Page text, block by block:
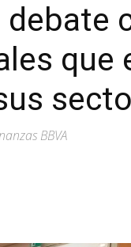
debate
que
BBVA